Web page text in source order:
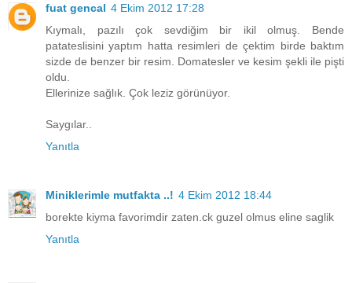
fuat gencal 4 Ekim 2012 17:28
Kıymalı, pazılı çok sevdiğim bir ikil olmuş. Bende
patateslisini yaptım hatta resimleri de çektim birde baktım
sizde de benzer bir resim. Domatesler ve kesim şekli ile pişti
oldu.
Ellerinize sağlık. Çok leziz görünüyor.
Saygılar..
Yanıtla
Miniklerimle mutfakta ..! 4 Ekim 2012 18:44
borekte kiyma favorimdir zaten.ck guzel olmus eline saglik
Yanıtla